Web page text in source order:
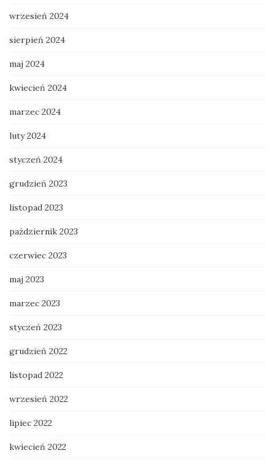
wrzesień 2024
sierpień 2024
maj 2024
kwiecień 2024
marzec 2024
luty 2024
styczeń 2024
grudzień 2023
listopad 2023
październik 2023
czerwiec 2023
maj 2023
marzec 2023
styczeń 2023
grudzień 2022
listopad 2022
wrzesień 2022
lipiec 2022
kwiecień 2022